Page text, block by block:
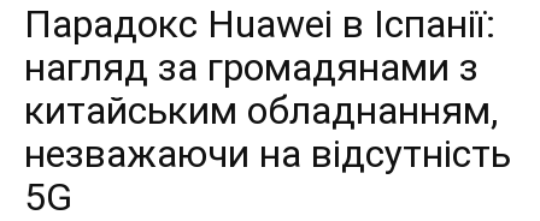
Парадокс Huawei в Іспанії:
нагляд за громадянами з
китайським обладнанням,
незважаючи на відсутність
5G